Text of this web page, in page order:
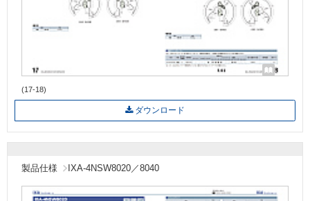
(17-18)
ダウンロード
製品仕様 IXA-4NSW8020／8040